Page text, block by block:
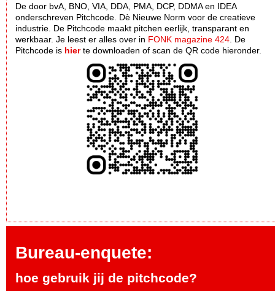
De door bvA, BNO, VIA, DDA, PMA, DCP, DDMA en IDEA
onderschreven Pitchcode. Dè Nieuwe Norm voor de creatieve
industrie. De Pitchcode maakt pitchen eerlijk, transparant en
werkbaar. Je leest er alles over in FONK magazine 424 . De
Pitchcode is hierte downloaden of scan de QR code hieronder.
Bureau-enquete:
hoe gebruik jij de pitchcode?